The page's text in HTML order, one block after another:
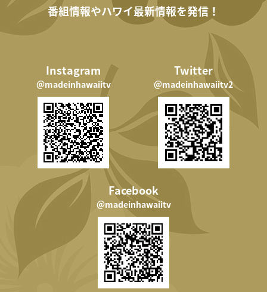
番組情報やハワイ最新情報を発信！
Instagram
＠madeinhawaiitv
Twitter
＠madeinhawaiitv2
Facebook
＠madeinhawaiitv